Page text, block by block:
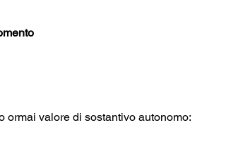
ormai valore di sostantivo autonomo: